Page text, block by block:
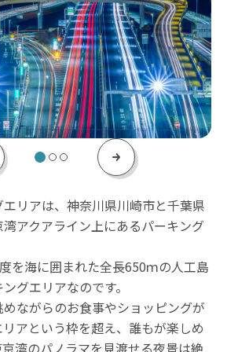
Next
リアは、神奈川県川崎市と千葉県
アクアライン上にあるパーキング
を海に囲まれた全長650ｍの人工島
グエリアなのです。
ながらのお食事やショッピングが
アという枠を超え、誰もが楽しめ